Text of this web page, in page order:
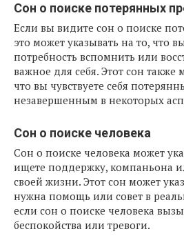
Сон о поиске потерянных
Если вы видите сон о поиске
это может указывать на то, что
потребность вспомнить или
важное для себя. Этот сон также
что вы чувствуете себя
незавершенным в некоторых
Сон о поиске человека
Сон о поиске человека может
ищете поддержку, компаньона
своей жизни. Этот сон может
нужна помощь или совет в
если сон о поиске человека
беспокойства или тревоги.